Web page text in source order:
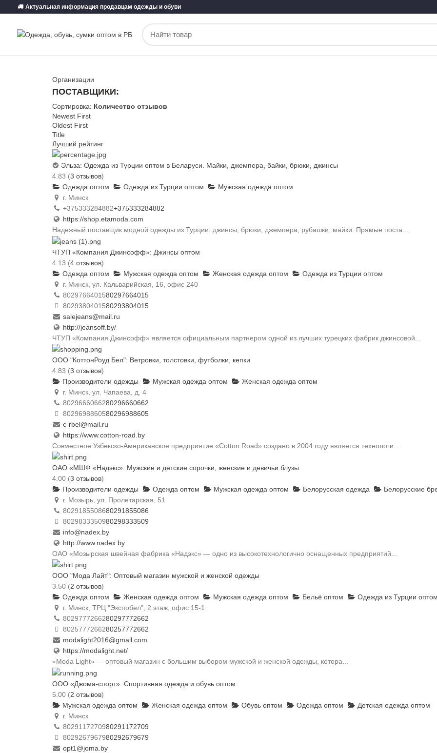
Актуальная информация продавцам одежды и обуви
Организации
ПОСТАВЩИКИ:
Сортировка: Количество отзывов
Newest First
Oldest First
Title
Лучший рейтинг
Эльза: Одежда из Турции оптом в Беларуси. Майки, джемпера, байки, брюки, джинсы
4.83 (3 отзывов)
Одежда оптом
Одежда из Турции оптом
Мужская одежда оптом
г. Минск
+375333284882+375333284882
https://shop.etamoda.com
Надежный поставщик модной одежды из Турции: джинсы, брюки, джемпера, рубашки, майки. Прямые поста...
ЧТУП «Компания Джинсофф»: Джинсы оптом
4.13 (4 отзывов)
Одежда оптом
Мужская одежда оптом Женская одежда оптом
Одежда из Турции оптом
г. Минск, ул. Кальварийская, 16, офис 240
8029766401580297664015
8029380401580293804015
salejeans@mail.ru
http://jeansoff.by/
ЧТУП «Компания Джинсофф» является официальным партнером одной из лучших турецких фабрик джинсовой...
ООО "КоттонРоуд Бел": Ветровки, толстовки, футболки, кепки
4.83 (3 отзывов)
Производители одежды
Мужская одежда оптом
Женская одежда оптом
г. Минск, ул. Чапаева, д. 4
8029666066280296660662
8029698860580296988605
c-rbel@mail.ru
https://www.cotton-road.by
Совместное Узбекско-Американское предприятие «Cotton Road» создано в 2004 году является технологи...
ОАО «МШФ «Надэкс»: Мужские и детские сорочки, женские и девичьи блузы
4.00 (3 отзывов)
Производители одежды
Одежда оптом Мужская одежда оптом Белорусская одежда
Белорусские
г. Мозырь, ул. Пролетарская, 51
8029185508680291855086
8029833350980298333509
info@nadex.by
http://www.nadex.by
ОАО «Мозырская швейная фабрика «Надэкс» — одно из высокотехнологично оснащенных предприятий...
ООО "Мода Лайт": Оптовый магазин мужской и женской одежды
3.50 (2 отзывов)
Одежда оптом
Женская одежда оптом Мужская одежда оптом Бельё оптом
Одежда из Турции
г. Минск, ТРЦ "Экспобел", 2 этаж, офис 15-1
8029777266280297772662
8025777266280257772662
modalight2016@gmail.com
https://modalight.net/
«Moda Light» — оптовый магазин с большим выбором мужской и женской одежды, котора...
ООО «Джома-спорт»: Спортивная одежда и обувь оптом
5.00 (2 отзывов)
Мужская одежда оптом
Женская одежда оптом Обувь оптом Одежда оптом
Детская одежда оптом
г. Минск
8029117270980291172709
8029267967980292679679
opt1@joma.by